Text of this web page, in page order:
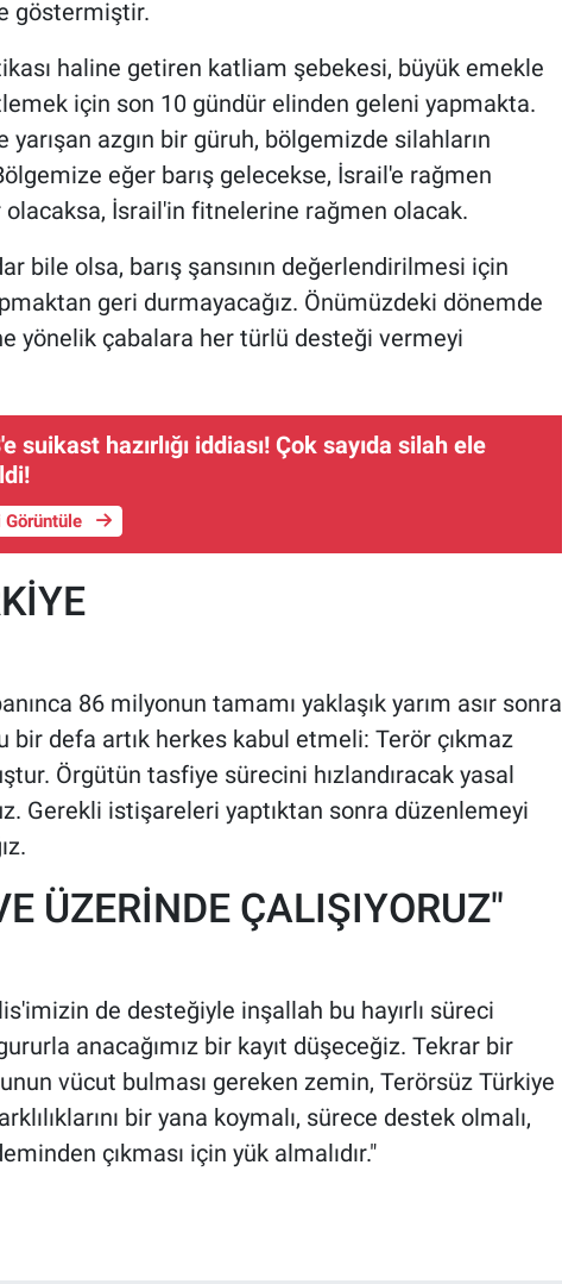
göstermiştir.
haline getiren katliam şebekesi, büyük emekle
için son 10 gündür elinden geleni yapmakta.
azgın bir güruh, bölgemizde silahların
eğer barış gelecekse, İsrail'e rağmen
İsrail'in fitnelerine rağmen olacak.
bile olsa, barış şansının değerlendirilmesi için
geri durmayacağız. Önümüzdeki dönemde
yönelik çabalara her türlü desteği vermeyi
suikast hazırlığı iddiası! Çok sayıda silah ele
Görüntüle
86 milyonun tamamı yaklaşık yarım asır sonra
bir defa artık herkes kabul etmeli: Terör çıkmaz
Örgütün tasfiye sürecini hızlandıracak yasal
Gerekli istişareleri yaptıktan sonra düzenlemeyi
ÜZERİNDE ÇALIŞIYORUZ"
de desteğiyle inşallah bu hayırlı süreci
anacağımız bir kayıt düşeceğiz. Tekrar bir
vücut bulması gereken zemin, Terörsüz Türkiye
bir yana koymalı, sürece destek olmalı,
çıkması için yük almalıdır."